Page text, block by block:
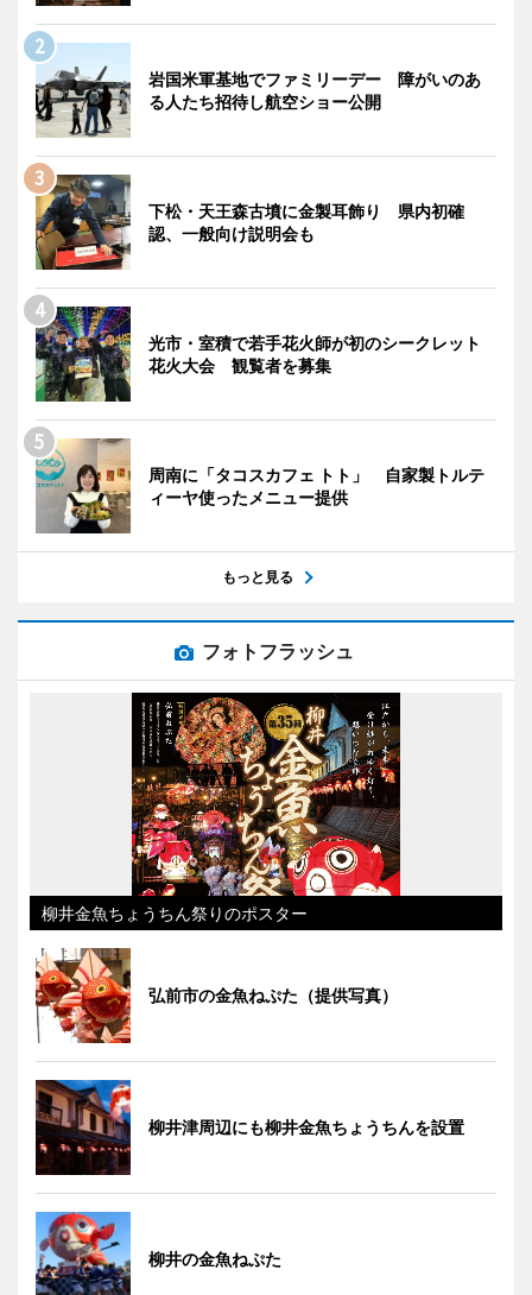
岩国米軍基地でファミリーデー 障がいのあ
る人たち招待し航空ショー公開
下松・天王森古墳に金製耳飾り 県内初確
認、一般向け説明会も
光市・室積で若手花火師が初のシークレット
花火大会 観覧者を募集
周南に「タコスカフェ トト」 自家製トルテ
ィーヤ使ったメニュー提供
もっと見る
フォトフラッシュ
柳井金魚ちょうちん祭りのポスター
弘前市の金魚ねぷた（提供写真）
柳井津周辺にも柳井金魚ちょうちんを設置
柳井の金魚ねぷた